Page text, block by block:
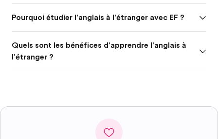
Pourquoi étudier l'anglais à l'étranger avec EF ?
Quels sont les bénéfices d'apprendre l'anglais à
l'étranger ?